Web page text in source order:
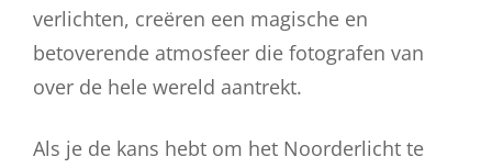
verlichten, creëren een magische en
betoverende atmosfeer die fotografen van
over de hele wereld aantrekt.
Als je de kans hebt om het Noorderlicht te